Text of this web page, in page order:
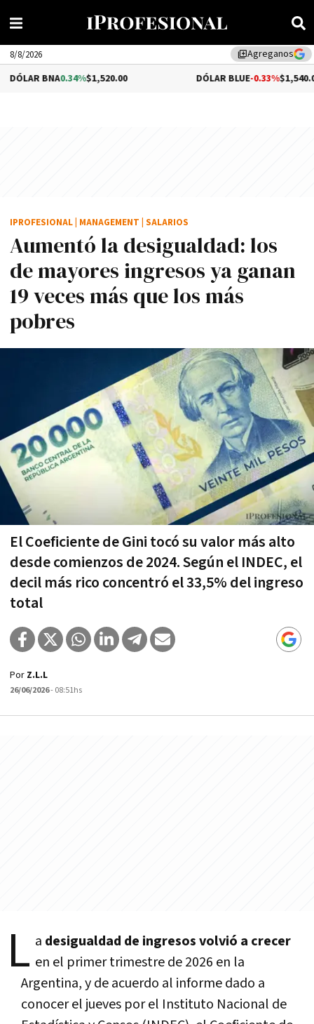
library_addAgreganos
8/8/2026
0.34%$1,520.00 -0.33%$1,540.00
Aumentó la desigualdad: los
de mayores ingresos ya ganan
19 veces más que los más
pobres
El Coeficiente de Gini tocó su valor más alto
desde comienzos de 2024. Según el INDEC, el
decil más rico concentró el 33,5% del ingreso
total
IPROFESIONAL MANAGEMENT SALARIOS
Por Z.L.L
26/06/2026- 08:51hs
L a desigualdad de ingresos volvió a crecer
en el primer trimestre de 2026 en la
Argentina, y de acuerdo al informe dado a
conocer el jueves por el Instituto Nacional de